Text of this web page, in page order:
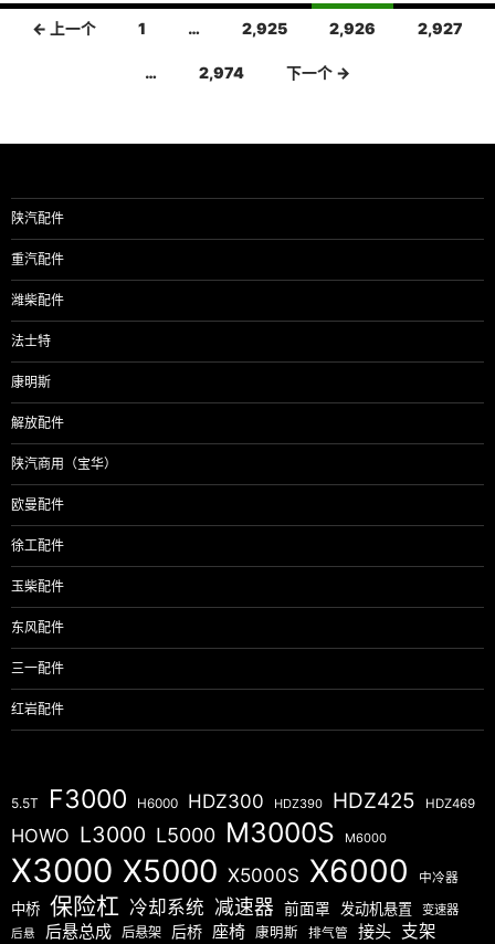
航
← 上一个 1 … 2,925 2,926 2,927
… 2,974 下一个 →
陕汽配件
重汽配件
潍柴配件
法士特
康明斯
解放配件
陕汽商用（宝华）
欧曼配件
徐工配件
玉柴配件
东风配件
三一配件
红岩配件
5.5T F3000 H6000 HDZ300 HDZ390 HDZ425 HDZ469
HOWO L3000 L5000 M3000S M6000
X3000 X5000 X5000S X6000 中冷器
中桥 保险杠 冷却系统 减速器 前面罩 发动机悬置 变速器
后悬 后悬总成 后悬架 后桥 座椅 康明斯 排气管 接头 支架